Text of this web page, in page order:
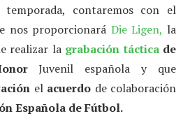
temporada, contaremos con el
nos proporcionará Die Ligen, la
realizar la grabación tácticade
Juvenil española y que
el acuerdo de colaboración
Española de Fútbol.